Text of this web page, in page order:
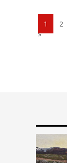
1 2
»